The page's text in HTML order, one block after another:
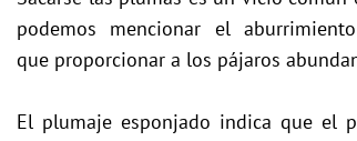
podemos mencionar el
que proporcionar a los pájaros
El plumaje esponjado indica que el